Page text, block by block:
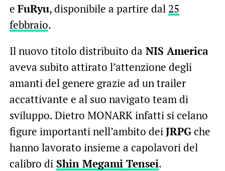
e FuRyu, disponibile a partire dal 25
febbraio.
Il nuovo titolo distribuito da NIS America
aveva subito attirato l’attenzione degli
amanti del genere grazie ad un trailer
accattivante e al suo navigato team di
sviluppo. Dietro MONARK infatti si celano
figure importanti nell’ambito deiJRPGche
hanno lavorato insieme a capolavori del
calibro di Shin Megami Tensei.